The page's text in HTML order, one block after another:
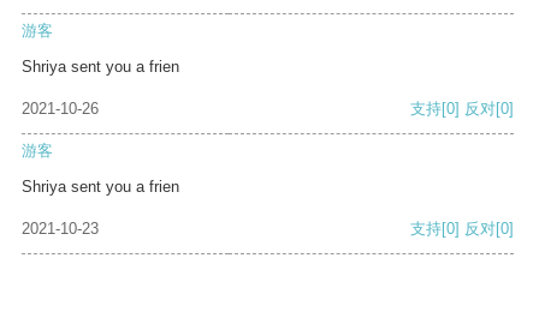
游客
Shriya sent you a frien
2021-10-26 支持[0] 反对[0]
游客
Shriya sent you a frien
2021-10-23 支持[0] 反对[0]